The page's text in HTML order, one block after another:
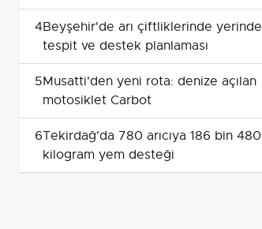
4Beyşehir'de arı çiftliklerinde yerinde
tespit ve destek planlaması
5Musatti'den yeni rota: denize açılan
motosiklet Carbot
6Tekirdağ'da 780 arıcıya 186 bin 480
kilogram yem desteği